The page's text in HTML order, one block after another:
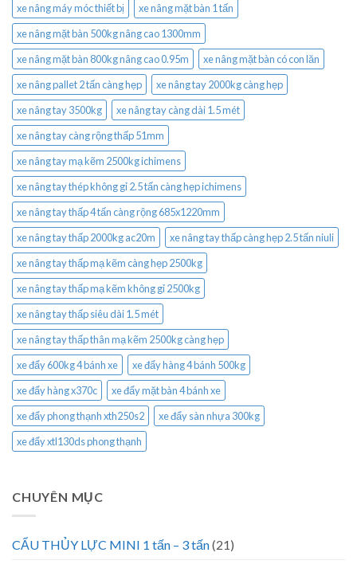
xe nâng máy móc thiết bị
xe nâng mặt bàn 1 tấn
xe nâng mặt bàn 500kg nâng cao 1300mm
xe nâng mặt bàn 800kg nâng cao 0.95m
xe nâng mặt bàn có con lăn
xe nâng pallet 2 tấn càng hẹp
xe nâng tay 2000kg càng hẹp
xe nâng tay 3500kg
xe nâng tay càng dài 1.5 mét
xe nâng tay càng rộng thấp 51mm
xe nâng tay mạ kẽm 2500kg ichimens
xe nâng tay thép không gỉ 2.5 tấn càng hẹp ichimens
xe nâng tay thấp 4 tấn càng rộng 685x1220mm
xe nâng tay thấp 2000kg ac20m
xe nâng tay thấp càng hẹp 2.5 tấn niuli
xe nâng tay thấp mạ kẽm càng hẹp 2500kg
xe nâng tay thấp mạ kẽm không gỉ 2500kg
xe nâng tay thấp siêu dài 1.5 mét
xe nâng tay thấp thân mạ kẽm 2500kg càng hẹp
xe đẩy 600kg 4 bánh xe
xe đẩy hàng 4 bánh 500kg
xe đẩy hàng x370c
xe đẩy mặt bàn 4 bánh xe
xe đẩy phong thạnh xth250s2
xe đẩy sàn nhựa 300kg
xe đẩy xtl130ds phong thạnh
CHUYÊN MỤC
CẨU THỦY LỰC MINI 1 tấn – 3 tấn(21)